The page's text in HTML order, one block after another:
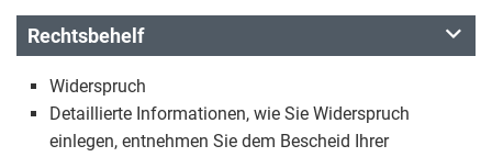
Rechtsbehelf
Widerspruch
Detaillierte Informationen, wie Sie Widerspruch
einlegen, entnehmen Sie dem Bescheid Ihrer